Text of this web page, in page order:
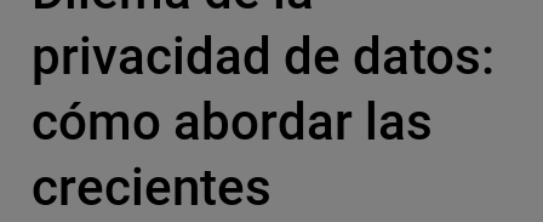
privacidad de datos:
cómo abordar las
crecientes